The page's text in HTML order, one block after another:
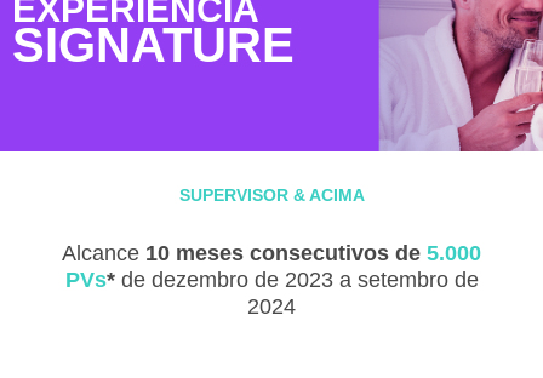
EXPERIÊNCIA
SIGNATURE
SUPERVISOR & ACIMA
Alcance 10 meses consecutivos de 5.000
PVs*de dezembro de 2023 a setembro de
2024